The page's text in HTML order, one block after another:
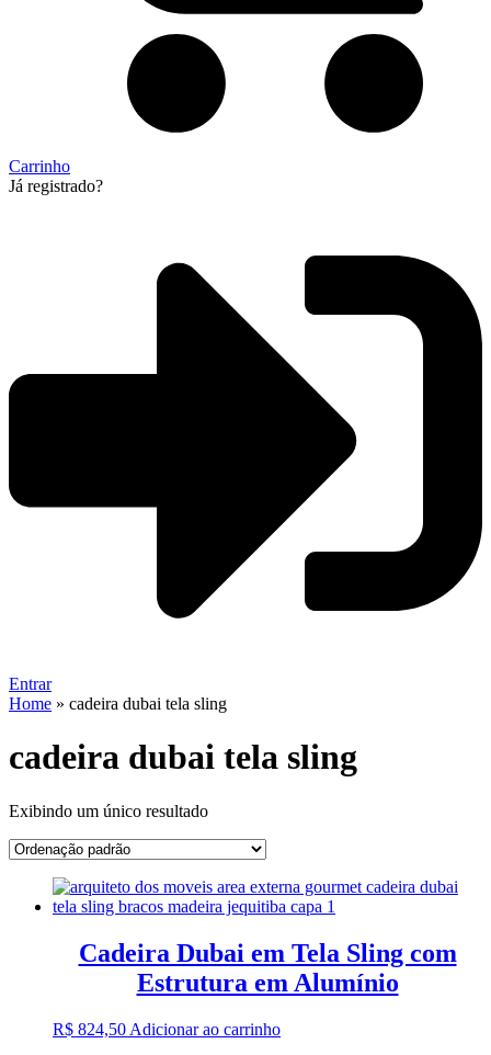
Carrinho
Já registrado?
Entrar
Home » cadeira dubai tela sling
cadeira dubai tela sling
Exibindo um único resultado
Cadeira Dubai em Tela Sling com
Estrutura em Alumínio
R$ 824,50 Adicionar ao carrinho